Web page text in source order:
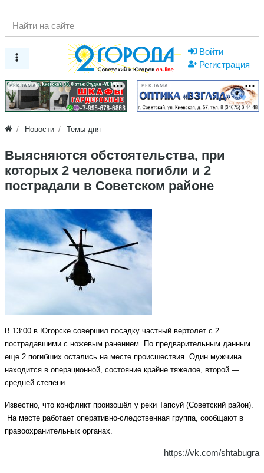
Войти
Регистрация
РЕКЛАМА РЕКЛАМА
Новости Темы дня
Выясняются обстоятельства, при
которых 2 человека погибли и 2
пострадали в Советском районе
В 13:00 в Югорске совершил посадку частный вертолет с 2
пострадавшими с ножевым ранением. По предварительным данным
еще 2 погибших остались на месте происшествия. Один мужчина
находится в операционной, состояние крайне тяжелое, второй —
средней степени.
Известно, что конфликт произошёл у реки Тапсуй (Советский район).
На месте работает оперативно-следственная группа, сообщают в
правоохранительных органах.
https://vk.com/shtabugra